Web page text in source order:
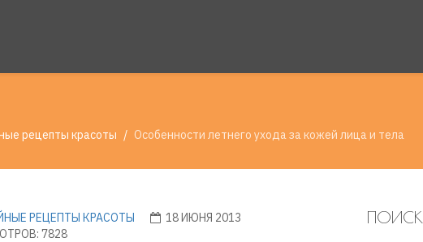
рецепты красоты Особенности летнего ухода за кожей лица и тела
РЕЦЕПТЫ КРАСОТЫ
18 ИЮНЯ 2013
7828
ПОИСК